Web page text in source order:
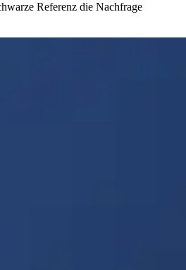
Referenz die Nachfrage